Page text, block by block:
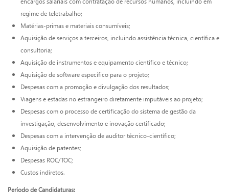
regime de teletrabalho;
Matérias-primas e materiais consumíveis;
Aquisição de serviços a terceiros, incluindo assistência técnica, científica e
consultoria;
Aquisição de instrumentos e equipamento científico e técnico;
Aquisição de software específico para o projeto;
Despesas com a promoção e divulgação dos resultados;
Viagens e estadas no estrangeiro diretamente imputáveis ao projeto;
Despesas com o processo de certificação do sistema de gestão da
investigação, desenvolvimento e inovação certificado;
Despesas com a intervenção de auditor técnico-científico;
Aquisição de patentes;
Despesas ROC/TOC;
Custos indiretos.
Período de Candidaturas: